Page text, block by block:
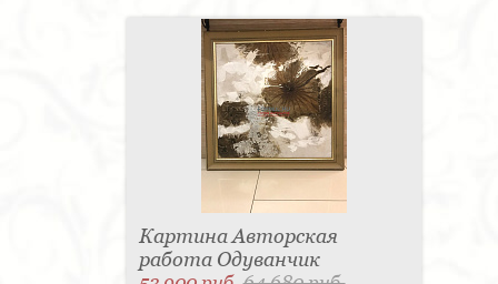
Картина Авторская
работа Одуванчик